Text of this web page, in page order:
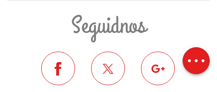
Desnivel
Seguidnos